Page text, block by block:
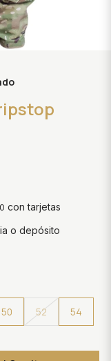
con tarjetas
o depósito
50 52 54